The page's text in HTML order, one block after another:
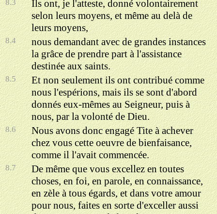
8.3
Ils ont, je l'atteste, donné volontairement
selon leurs moyens, et même au delà de
leurs moyens,
8.4
nous demandant avec de grandes instances
la grâce de prendre part à l'assistance
destinée aux saints.
8.5
Et non seulement ils ont contribué comme
nous l'espérions, mais ils se sont d'abord
donnés eux-mêmes au Seigneur, puis à
nous, par la volonté de Dieu.
8.6
Nous avons donc engagé Tite à achever
chez vous cette oeuvre de bienfaisance,
comme il l'avait commencée.
8.7
De même que vous excellez en toutes
choses, en foi, en parole, en connaissance,
en zèle à tous égards, et dans votre amour
pour nous, faites en sorte d'exceller aussi